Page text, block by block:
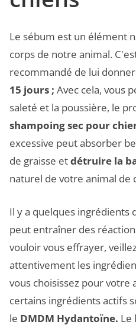
Le sébum est un élément
corps de notre animal.
recommandé de lui
15 jours ; Avec cela, vous
saleté et la poussière, le
shampoing sec pour
excessive peut absorber
de graisse etdétruire la
naturel de votre animal de
Il y a quelques ingrédients
peut entraîner des
vouloir vous effrayer,
attentivement les
vous choisissez pour votre
certains ingrédients actifs
le DMDM Hydantoïne. Le